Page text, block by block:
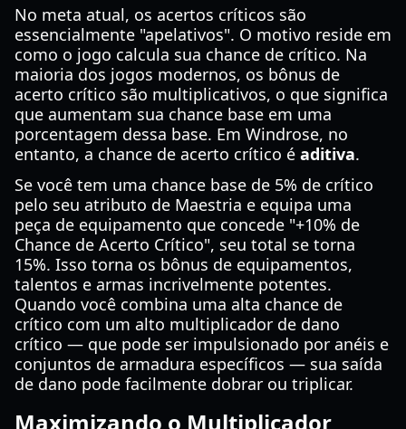
No meta atual, os acertos críticos são
essencialmente "apelativos". O motivo reside em
como o jogo calcula sua chance de crítico. Na
maioria dos jogos modernos, os bônus de
acerto crítico são multiplicativos, o que significa
que aumentam sua chance base em uma
porcentagem dessa base. Em Windrose, no
entanto, a chance de acerto crítico é aditiva.
Se você tem uma chance base de 5% de crítico
pelo seu atributo de Maestria e equipa uma
peça de equipamento que concede "+10% de
Chance de Acerto Crítico", seu total se torna
15%. Isso torna os bônus de equipamentos,
talentos e armas incrivelmente potentes.
Quando você combina uma alta chance de
crítico com um alto multiplicador de dano
crítico — que pode ser impulsionado por anéis e
conjuntos de armadura específicos — sua saída
de dano pode facilmente dobrar ou triplicar.
Maximizando o Multiplicador